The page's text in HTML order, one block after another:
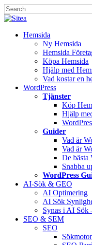
Skip
to
content
Close
InnehållHemsida
Ny Hemsida
Hemsida
Köpa Hemsida
Hjälp med
Vad kostar en
WordPress
Tjänster
Köp
Hjälp
Guider
Vad är
Vad är
De bästa
Snabba
WordPress
AI-Sök & GEO
AI Optimering
AI Sök
Synas i AI Sök
SEO & SEM
SEO